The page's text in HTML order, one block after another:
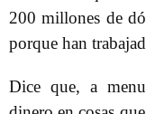
200 millones de
porque han
Dice que, a